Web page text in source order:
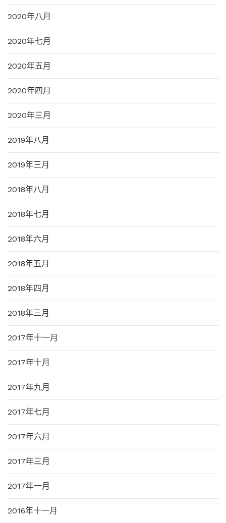
2020年八月
2020年七月
2020年五月
2020年四月
2020年三月
2019年八月
2019年三月
2018年八月
2018年七月
2018年六月
2018年五月
2018年四月
2018年三月
2017年十一月
2017年十月
2017年九月
2017年七月
2017年六月
2017年三月
2017年一月
2016年十一月